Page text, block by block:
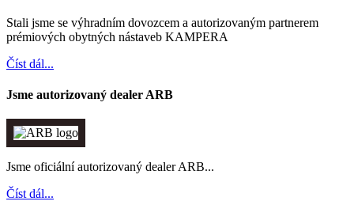
Stali jsme se výhradním dovozcem a autorizovaným partnerem
prémiových obytných nástaveb KAMPERA
Číst dál...
Jsme autorizovaný dealer ARB
Jsme oficiální autorizovaný dealer ARB...
Číst dál...